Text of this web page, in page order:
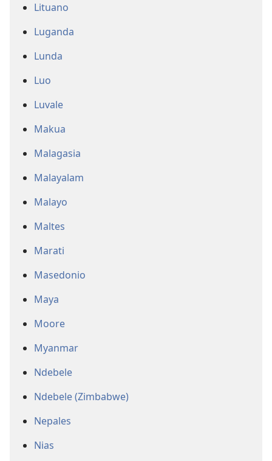
Lituano
Luganda
Lunda
Luo
Luvale
Makua
Malagasia
Malayalam
Malayo
Maltes
Marati
Masedonio
Maya
Moore
Myanmar
Ndebele
Ndebele (Zimbabwe)
Nepales
Nias